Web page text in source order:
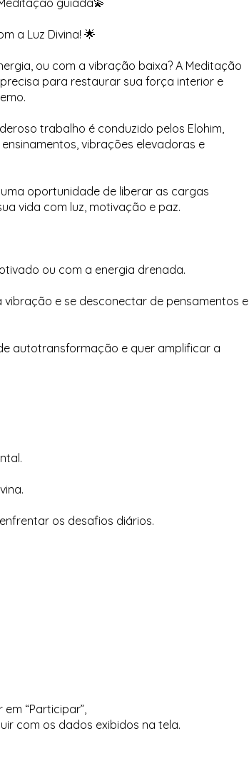
guiada💫
a Luz Divina! 🌟
ou com a vibração baixa? A Meditação
para restaurar sua força interior e
trabalho é conduzido pelos Elohim,
vibrações elevadoras e
oportunidade de liberar as cargas
vida com luz, motivação e paz.
ou com a energia drenada.
vibração e se desconectar de pensamentos e
autotransformação e quer amplificar a
os desafios diários.
“Participar”,
com os dados exibidos na tela.